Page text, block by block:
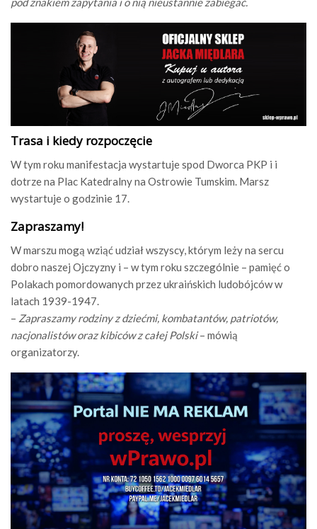
Trasa i kiedy rozpoczęcie
W tym roku manifestacja wystartuje spod Dworca PKP i i
dotrze na Plac Katedralny na Ostrowie Tumskim. Marsz
wystartuje o godzinie 17.
Zapraszamy!
W marszu mogą wziąć udział wszyscy, którym leży na sercu
dobro naszej Ojczyzny i – w tym roku szczególnie – pamięć o
Polakach pomordowanych przez ukraińskich ludobójców w
latach 1939-1947.
– Zapraszamy rodziny z dziećmi, kombatantów, patriotów,
nacjonalistów oraz kibiców z całej Polski– mówią
organizatorzy.